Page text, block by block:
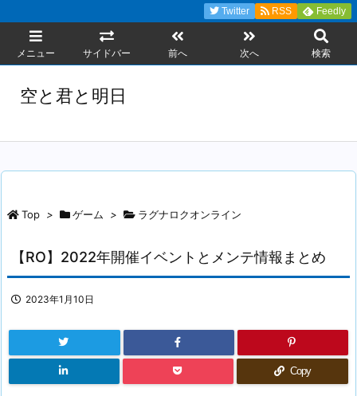
メニュー サイドバー 前へ 次へ 検索
Twitter RSS Feedly
空と君と明日
Top > ゲーム > ラグナロクオンライン
【RO】2022年開催イベントとメンテ情報まとめ
2023年1月10日
Copy